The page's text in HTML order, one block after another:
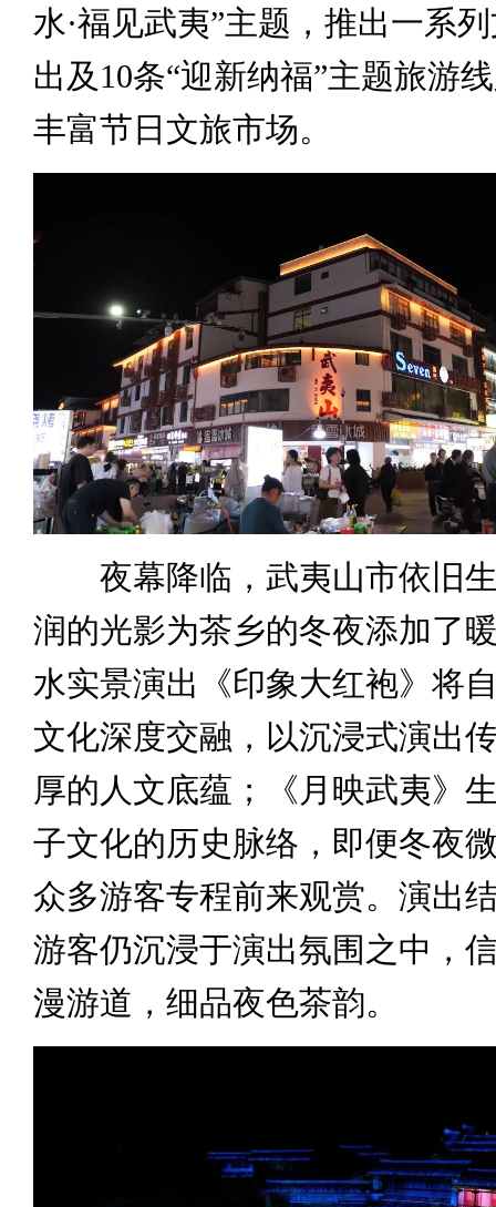
水·福见武夷”主题，推出一系
出及10条“迎新纳福”主题旅游
丰富节日文旅市场。
夜幕降临，武夷山市依旧生
润的光影为茶乡的冬夜添加了
水实景演出《印象大红袍》将
文化深度交融，以沉浸式演出
厚的人文底蕴；《月映武夷》
子文化的历史脉络，即便冬夜
众多游客专程前来观赏。演出
游客仍沉浸于演出氛围之中，
漫游道，细品夜色茶韵。